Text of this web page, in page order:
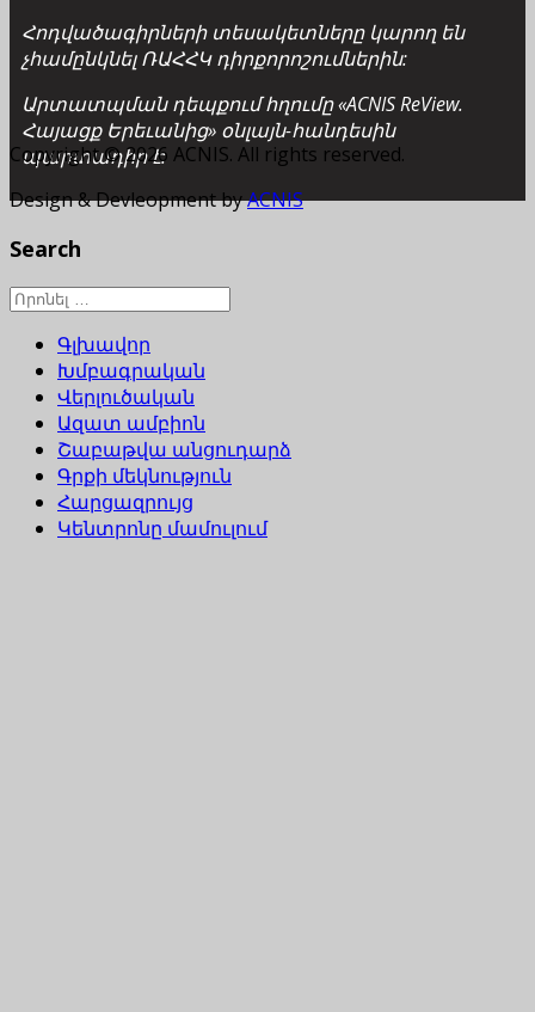
Հոդվածագիրների տեսակետները կարող են
չհամընկնել ՌԱՀՀԿ դիրքորոշումներին:
Արտատպման դեպքում հղումը «ACNIS ReView.
Հայացք Երեւանից» օնլայն-հանդեսին
պարտադիր է:
Copyright © 2026 ACNIS. All rights reserved.
Design & Devleopment byACNIS
Search
Գլխավոր
Խմբագրական
Վերլուծական
Ազատ ամբիոն
Շաբաթվա անցուդարձ
Գրքի մեկնություն
Հարցազրույց
Կենտրոնը մամուլում